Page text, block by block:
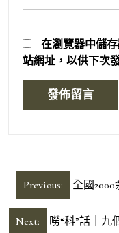
在瀏覽器中儲
站網址，以供下次
文
章
導
Previous:
全國
Next:
嘮“科”話｜九